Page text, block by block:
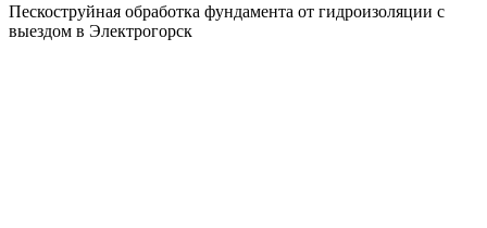
Пескоструйная обработка фундамента от гидроизоляции с
выездом в Электрогорск